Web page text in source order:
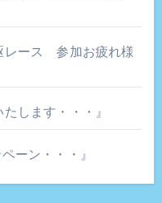
ース 参加お疲れ様
します・・・』
ーン・・・』